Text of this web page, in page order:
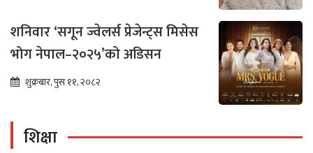
शनिवार ‘सगून ज्वेलर्स प्रेजेन्ट्स मिसेस
भोग नेपाल–२०२५’को अडिसन
शुक्रबार, पुस ११, २०८२
शिक्षा